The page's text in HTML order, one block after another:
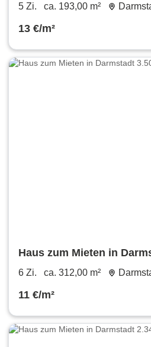
5 Zi. ca. 193,00 m²
13 €/m²
Haus zum Mieten in
m²
6 Zi. ca. 312,00 m²
11 €/m²